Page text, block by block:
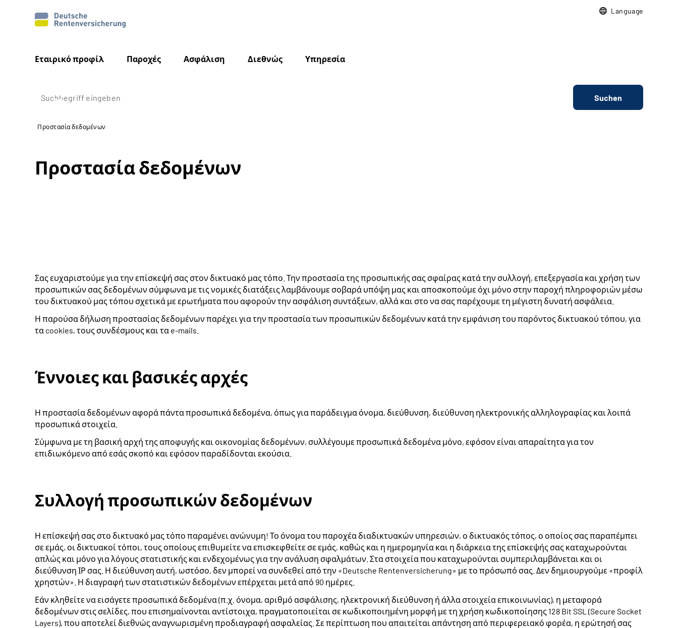
Language
Εταιρικό προφίλ Παροχές Ασφάλιση Διεθνώς Υπηρεσία
Suchen
Προστασία δεδομένων
Προστασία δεδομένων
Σας ευχαριστούμε για την επίσκεψή σας στον δικτυακό μας τόπο. Την προστασία της προσωπικής σας σφαίρας κατά την συλλογή, επεξεργασία και χρήση των
προσωπικών σας δεδομένων σύμφωνα με τις νομικές διατάξεις λαμβάνουμε σοβαρά υπόψη μας και αποσκοπούμε όχι μόνο στην παροχή πληροφοριών μέσω
του δικτυακού μας τόπου σχετικά με ερωτήματα που αφορούν την ασφάλιση συντάξεων, αλλά και στο να σας παρέχουμε τη μέγιστη δυνατή ασφάλεια.
Η παρούσα δήλωση προστασίας δεδομένων παρέχει για την προστασία των προσωπικών δεδομένων κατά την εμφάνιση του παρόντος δικτυακού τόπου, για
τα cookies, τους συνδέσμους και τα e-mails.
Έννοιες και βασικές αρχές
Η προστασία δεδομένων αφορά πάντα προσωπικά δεδομένα, όπως για παράδειγμα όνομα, διεύθυνση, διεύθυνση ηλεκτρονικής αλληλογραφίας και λοιπά
προσωπικά στοιχεία.
Σύμφωνα με τη βασική αρχή της αποφυγής και οικονομίας δεδομένων, συλλέγουμε προσωπικά δεδομένα μόνο, εφόσον είναι απαραίτητα για τον
επιδιωκόμενο από εσάς σκοπό και εφόσον παραδίδονται εκούσια.
Συλλογή προσωπικών δεδομένων
Η επίσκεψή σας στο δικτυακό μας τόπο παραμένει ανώνυμη! Το όνομα του παροχέα διαδικτυακών υπηρεσιών, ο δικτυακός τόπος, ο οποίος σας παραπέμπει
σε εμάς, οι δικτυακοί τόποι, τους οποίους επιθυμείτε να επισκεφθείτε σε εμάς, καθώς και η ημερομηνία και η διάρκεια της επίσκεψής σας καταχωρούνται
απλώς και μόνο για λόγους στατιστικής και ενδεχομένως για την ανάλυση σφαλμάτων. Στα στοιχεία που καταχωρούνται συμπεριλαμβάνεται και οι
διεύθυνση ΙΡ σας. Η διεύθυνση αυτή, ωστόσο, δεν μπορεί να συνδεθεί από την «Deutsche Rentenversicherung» με το πρόσωπό σας. Δεν δημιουργούμε «προφίλ
χρηστών». Η διαγραφή των στατιστικών δεδομένων επέρχεται μετά από 90 ημέρες.
Εάν κληθείτε να εισάγετε προσωπικά δεδομένα (π.χ. όνομα, αριθμό ασφάλισης, ηλεκτρονική διεύθυνση ή άλλα στοιχεία επικοινωνίας), η μεταφορά
δεδομένων στις σελίδες, που επισημαίνονται αντίστοιχα, πραγματοποιείται σε κωδικοποιημένη μορφή με τη χρήση κωδικοποίησης 128 Bit SSL (Secure Socket
Layers), που αποτελεί διεθνώς αναγνωρισμένη προδιαγραφή ασφαλείας. Σε περίπτωση που απαιτείται απάντηση από περιφερειακό φορέα, η ερώτησή σας